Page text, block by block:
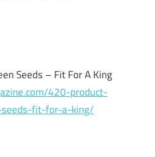
Seeds – Fit For A King
420-product-
fit-for-a-king/